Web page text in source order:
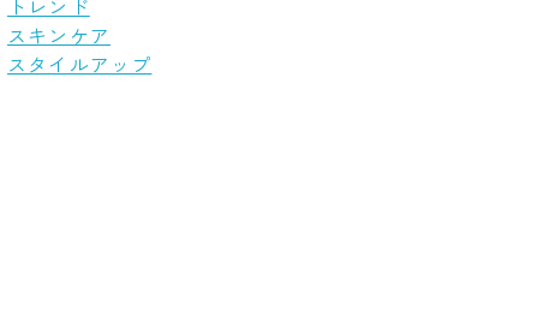
トレンド
スキンケア
スタイルアップ